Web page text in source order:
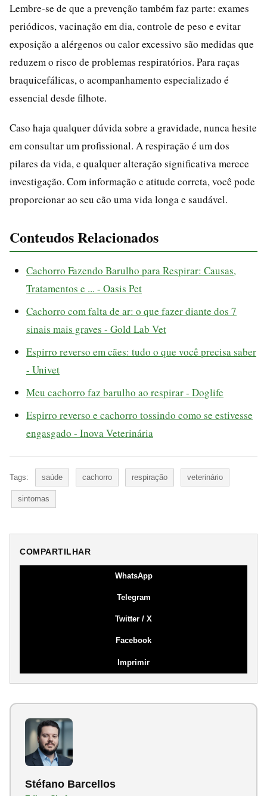
Lembre-se de que a prevenção também faz parte: exames
periódicos, vacinação em dia, controle de peso e evitar
exposição a alérgenos ou calor excessivo são medidas que
reduzem o risco de problemas respiratórios. Para raças
braquicefálicas, o acompanhamento especializado é
essencial desde filhote.
Caso haja qualquer dúvida sobre a gravidade, nunca hesite
em consultar um profissional. A respiração é um dos
pilares da vida, e qualquer alteração significativa merece
investigação. Com informação e atitude correta, você pode
proporcionar ao seu cão uma vida longa e saudável.
Conteudos Relacionados
Cachorro Fazendo Barulho para Respirar: Causas,
Tratamentos e ... - Oasis Pet
Cachorro com falta de ar: o que fazer diante dos 7
sinais mais graves - Gold Lab Vet
Espirro reverso em cães: tudo o que você precisa saber
- Univet
Meu cachorro faz barulho ao respirar - Doglife
Espirro reverso e cachorro tossindo como se estivesse
engasgado - Inova Veterinária
Tags: saúde cachorro respiração veterinário
sintomas
COMPARTILHAR
WhatsApp
Telegram
Twitter / X
Facebook
Imprimir
Stéfano Barcellos